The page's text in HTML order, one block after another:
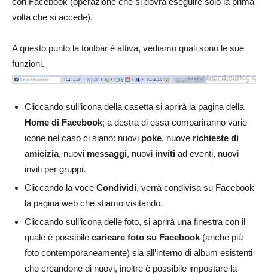
volta che si accede).
A questo punto la toolbar è attiva, vediamo quali sono le sue
funzioni.
Cliccando sull’icona della casetta si aprirà la pagina della
Home di Facebook; a destra di essa compariranno varie
icone nel caso ci siano: nuovi poke, nuove richieste di
amicizia, nuovi messaggi, nuovi inviti ad eventi, nuovi
inviti per gruppi.
Cliccando la voce Condividi, verrà condivisa su Facebook
la pagina web che stiamo visitando.
Cliccando sull’icona delle foto, si aprirà una finestra con il
quale è possibile caricare foto su Facebook (anche più
foto contemporaneamente) sia all’interno di album esistenti
che creandone di nuovi, inoltre è possibile impostare la